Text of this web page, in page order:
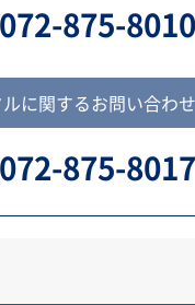
072-875-8010
に関するお問い合わせ
072-875-8017